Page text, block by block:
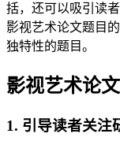
括，还可以吸引读
影视艺术论文题目
独特性的题目。
影视艺术论
1. 引导读者关注